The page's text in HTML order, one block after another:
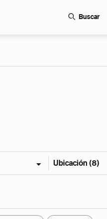
Buscar
Ubicación (8)